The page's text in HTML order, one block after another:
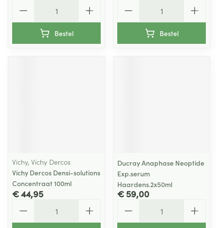
Bestel Bestel
Vichy, Vichy Dercos
Vichy Dercos Densi-solutions
Concentraat 100ml
€ 44,95
Ducray Anaphase Neoptide
Exp.serum
Haardens.2x50ml
€ 59,00